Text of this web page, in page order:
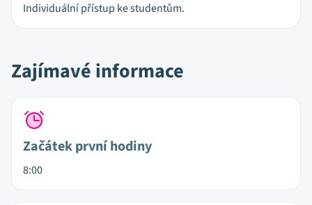
Individuální přístup ke studentům.
Zajímavé informace
Začátek první hodiny
8:00